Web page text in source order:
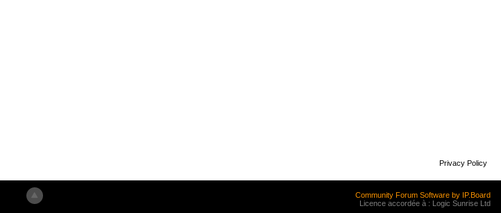
Privacy Policy
Community Forum Software by IP.Board
Licence accordée à : Logic Sunrise Ltd